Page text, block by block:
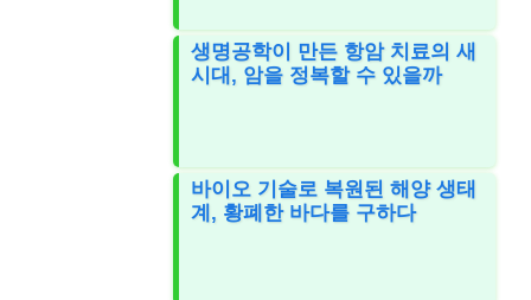
생명공학이 만든 항암 치료의 새
시대, 암을 정복할 수 있을까
바이오 기술로 복원된 해양 생태
계, 황폐한 바다를 구하다